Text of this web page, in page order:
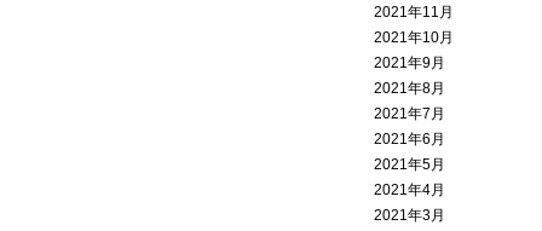
2021年11月
2021年10月
2021年9月
2021年8月
2021年7月
2021年6月
2021年5月
2021年4月
2021年3月